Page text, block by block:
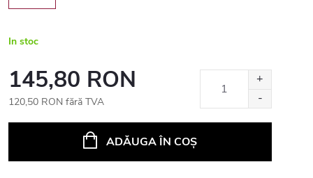
In stoc
145,80 RON
120,50 RON fără TVA
ADĂUGA ÎN COŞ